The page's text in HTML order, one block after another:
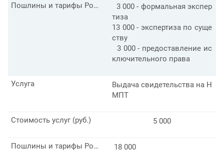
3 000 - формальная экспер
тиза
13 000 - экспертиза по суще
ству
3 000 - предоставление ис
ключительного права
Пошлины и тарифы Роспатента для заявителя РФ (руб.)
Выдача свидетельства на Н
МПТ
Услуга
5 000
Стоимость услуг (руб.)
18 000
Пошлины и тарифы Роспатента для заявителя РФ (руб.)